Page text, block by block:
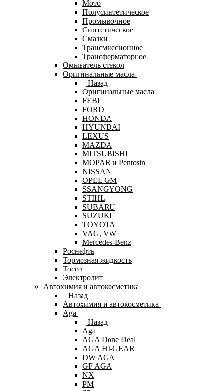
Мото
Полусинтетическое
Промывочное
Синтетическое
Смазки
Трансмиссионное
Трансформаторное
Омыватель стекол
Оригинальные масла
Назад
Оригинальные масла
FEBI
FORD
HONDA
HYUNDAI
LEXUS
MAZDA
MITSUBISHI
MOPAR и Pentosin
NISSAN
OPEL GM
SSANGYONG
STIHL
SUBARU
SUZUKI
TOYOTA
VAG, VW
Мercedes-Benz
Роснефть
Тормозная жидкость
Тосол
Электролит
Автохимия и автокосметика
Назад
Автохимия и автокосметика
Aga
Назад
Aga
AGA Done Deal
AGA HI-GEAR
DW AGA
GF AGA
NX
PM